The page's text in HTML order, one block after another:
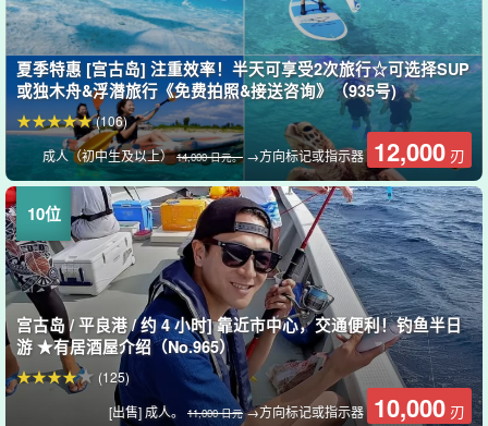
夏季特惠 [宫古岛] 注重效率！半天可享受2次旅行☆可选择SUP
或独木舟&浮潜旅行《免费拍照&接送咨询》（935号)
成人（初中生及以上）14,000 日元。 →方向标记或指示器 12,000 刃
(106)
宫古岛 / 平良港 / 约 4 小时] 靠近市中心，交通便利！钓鱼半日
游 ★有居酒屋介绍（No.965）
[出售] 成人。 11,000 日元→方向标记或指示器 10,000 刃
(125)